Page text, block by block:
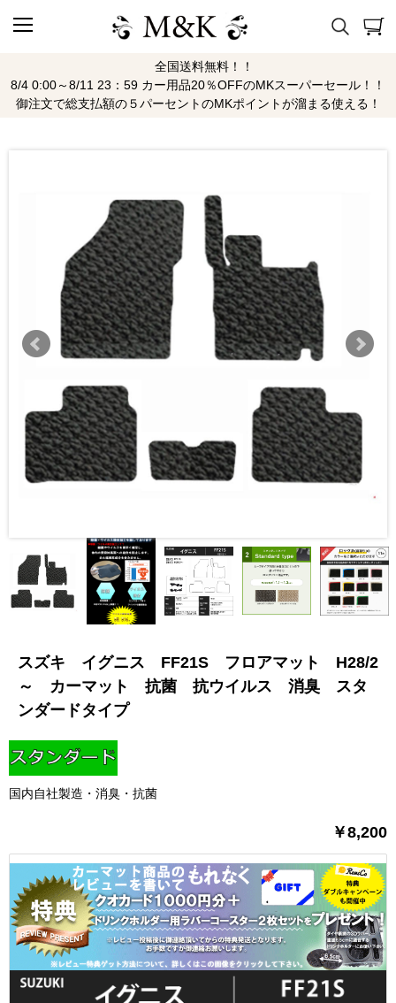
全国送料無料！！
8/4 0:00～8/11 23：59 カー用品20％OFFのMKスーパーセール！！
御注文で総支払額の５パーセントのMKポイントが溜まる使える！
スズキ イグニス FF21S フロアマット H28/2
～ カーマット 抗菌 抗ウイルス 消臭 スタ
ンダードタイプ
国内自社製造・消臭・抗菌
￥8,200